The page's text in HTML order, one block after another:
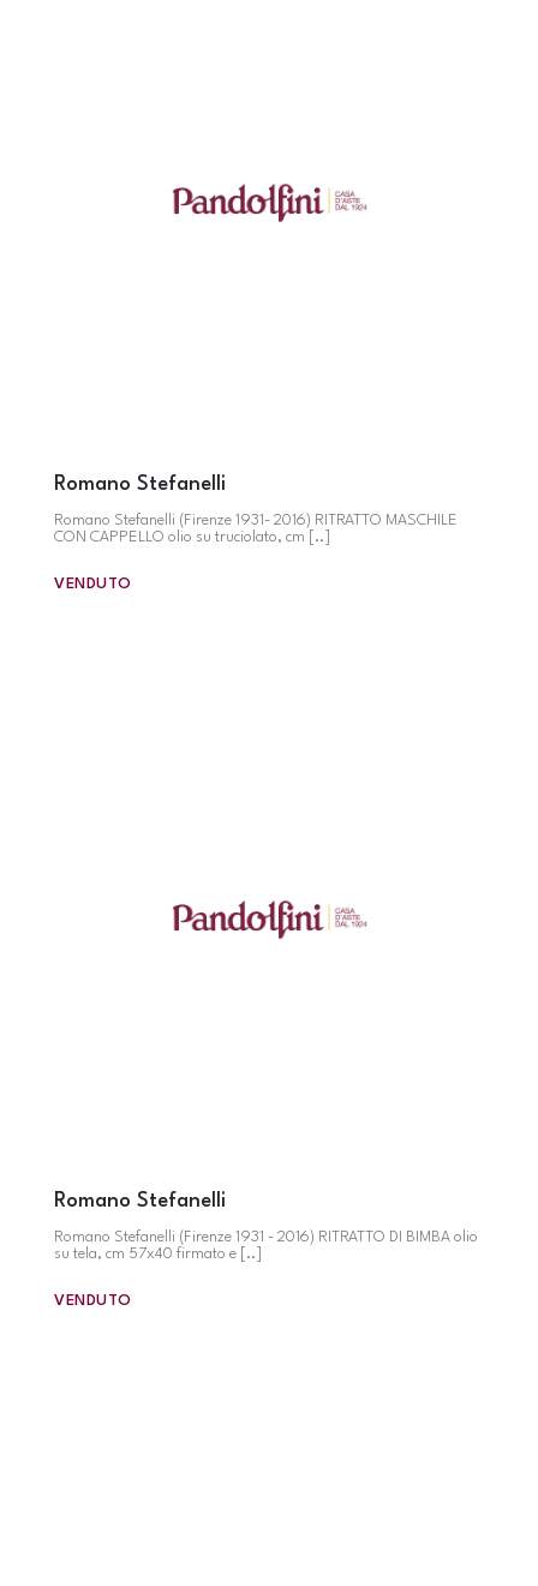
Romano Stefanelli
Romano Stefanelli (Firenze 1931- 2016) RITRATTO MASCHILE
CON CAPPELLO olio su truciolato, cm [..]
VENDUTO
Romano Stefanelli
Romano Stefanelli (Firenze 1931 - 2016) RITRATTO DI BIMBA olio
su tela, cm 57x40 firmato e [..]
VENDUTO